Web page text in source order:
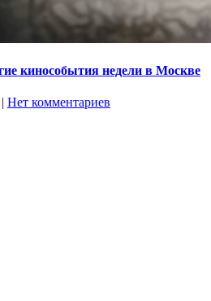
кинособытия недели в Москве
| Нет комментариев